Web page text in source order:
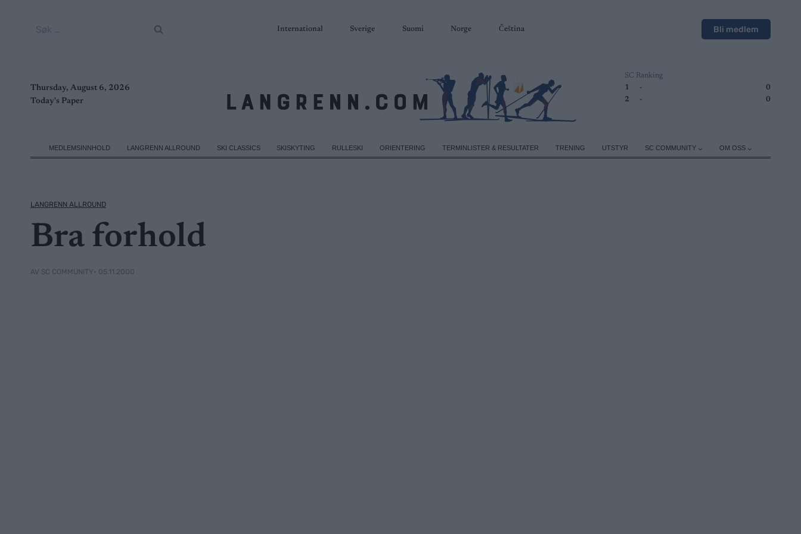
International Sverige Suomi Norge Čeština Bli medlem
Thursday, August 6, 2026
Today's Paper
SC Ranking
1
-
0
2
- 0
MEDLEMSINNHOLD LANGRENN ALLROUND SKI CLASSICS SKISKYTING RULLESKI ORIENTERING TERMINLISTER & RESULTATER TRENING UTSTYR SC COMMUNITY OM OSS
LANGRENN ALLROUND
Bra forhold
AV SC COMMUNITY• 05.11.2000